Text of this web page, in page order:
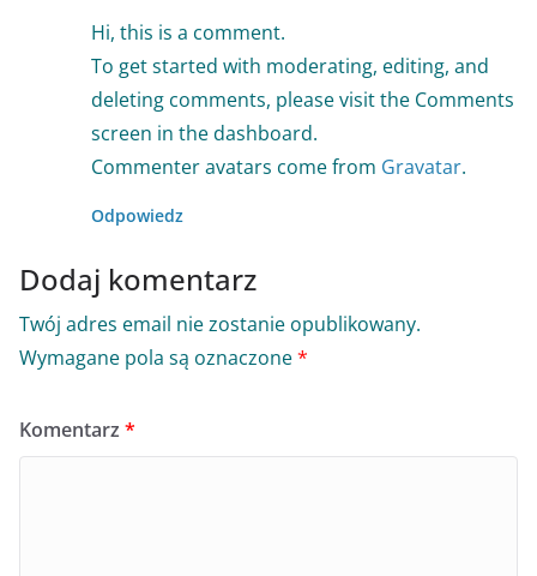
Hi, this is a comment.
To get started with moderating, editing, and
deleting comments, please visit the Comments
screen in the dashboard.
Commenter avatars come from Gravatar.
Odpowiedz
Dodaj komentarz
Twój adres email nie zostanie opublikowany.
Wymagane pola są oznaczone*
Komentarz *